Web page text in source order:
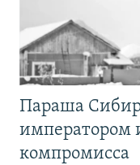
Параша
императором
компромисса